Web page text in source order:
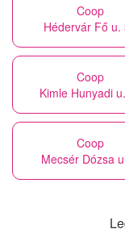
Coop
Hédervár Fő u.
Coop
Kimle Hunyadi
Coop
Mecsér Dózsa